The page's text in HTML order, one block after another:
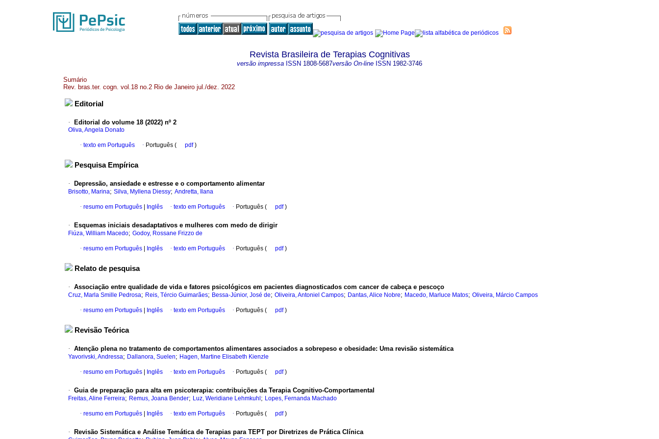
Revista Brasileira de Terapias Cognitivas
versão impressa ISSN 1808-5687versão On-line ISSN 1982-3746
Sumário
Rev. bras.ter. cogn. vol.18 no.2 Rio de Janeiro jul./dez. 2022
Editorial
· Editorial do volume 18 (2022) nº 2
Oliva, Angela Donato
· texto em Português · Português ( pdf)
Pesquisa Empírica
· Depressão, ansiedade e estresse e o comportamento alimentar
Brisotto, Marina; Silva, Myllena Diessy; Andretta, Ilana
· resumo em Português Inglês · texto em Português · Português ( pdf)
· Esquemas iniciais desadaptativos e mulheres com medo de dirigir
Fiúza, William Macedo; Godoy, Rossane Frizzo de
· resumo em Português Inglês · texto em Português · Português ( pdf)
Relato de pesquisa
· Associação entre qualidade de vida e fatores psicológicos em pacientes diagnosticados com cancer de cabeça e pescoço
Cruz, Marla Smille Pedrosa; Reis, Tércio Guimarães; Bessa-Júnior, José de; Oliveira, Antoniel Campos; Dantas, Alice Nobre; Macedo, Marluce Matos; Oliveira, Márcio Campos
· resumo em Português Inglês · texto em Português · Português ( pdf)
Revisão Teórica
· Atenção plena no tratamento de comportamentos alimentares associados a sobrepeso e obesidade: Uma revisão sistemática
Yavorivski, Andressa; Dallanora, Suelen; Hagen, Martine Elisabeth Kienzle
· resumo em Português Inglês · texto em Português · Português ( pdf)
· Guia de preparação para alta em psicoterapia: contribuições da Terapia Cognitivo-Comportamental
Freitas, Aline Ferreira; Remus, Joana Bender; Luz, Weridiane Lehmkuhl ; Lopes, Fernanda Machado
· resumo em Português Inglês · texto em Português · Português ( pdf)
· Revisão Sistemática e Análise Temática de Terapias para TEPT por Diretrizes de Prática Clínica